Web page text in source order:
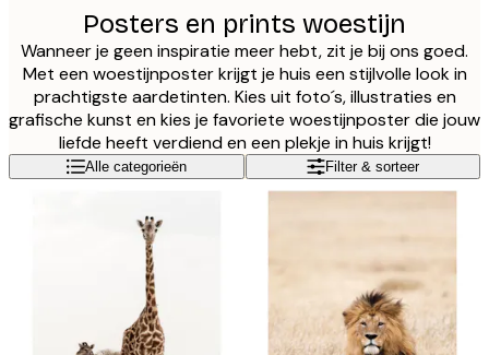
06
Posters en prints woestijn
Wanneer je geen inspiratie meer hebt, zit je bij ons goed.
Met een woestijnposter krijgt je huis een stijlvolle look in
prachtigste aardetinten. Kies uit foto´s, illustraties en
grafische kunst en kies je favoriete woestijnposter die jouw
liefde heeft verdiend en een plekje in huis krijgt!
Alle categorieën Filter & sorteer